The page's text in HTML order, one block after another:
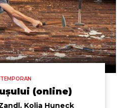
CONTEMPORAN
(online)
Kolja Huneck